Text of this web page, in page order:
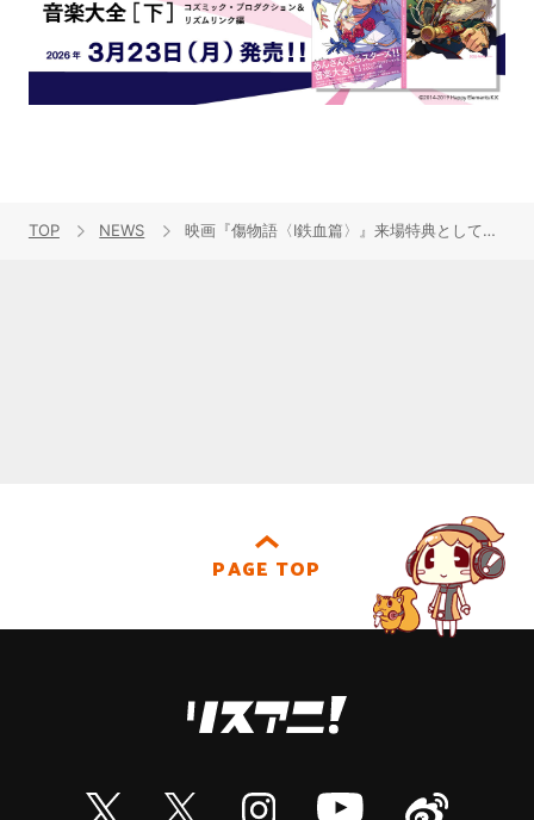
TOP NEWS 映画『傷物語〈Ⅰ鉄血篇〉』来場特典として、原作者・西尾維新が４週連続で新作小説「混(マゼ)物語(モノガタリ)」を寄稿決定！！
PAGE TOP